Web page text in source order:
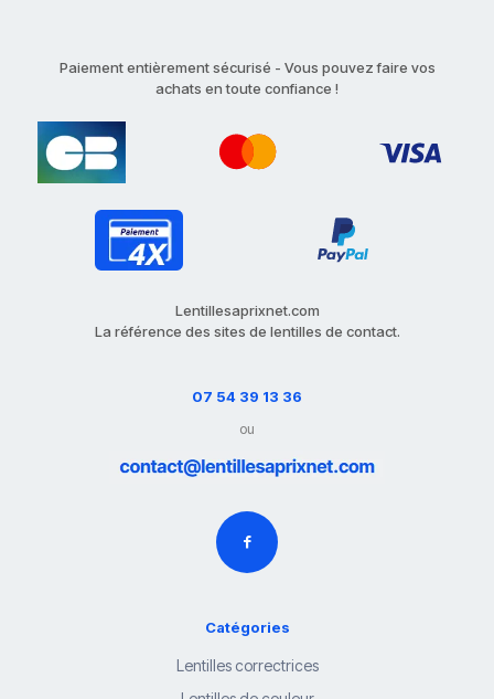
Paiement entièrement sécurisé - Vous pouvez faire vos
achats en toute confiance !
Lentillesaprixnet.com
La référence des sites de lentilles de contact.
07 54 39 13 36
ou
Catégories
Lentilles correctrices